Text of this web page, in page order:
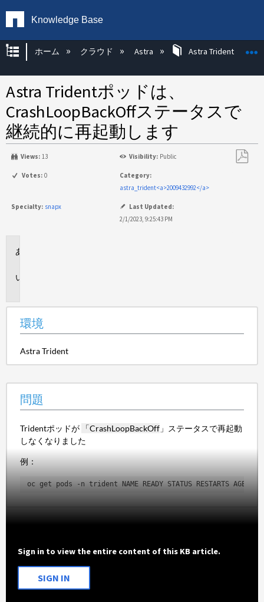
Knowledge Base
グローバル階層を展開/折りたたむ
ホーム クラウド Astra Astra Trident
Astra Tridentポッドは、
CrashLoopBackOffステータスで
継続的に再起動します
Views: 13 Visibility: Public
Votes: 0
Category:
astra_trident<a>2009432992</a>
Specialty: snapx
Last Updated:
2/1/2023, 9:25:43 PM
環境
Astra Trident
問題
Tridentポッドが 「CrashLoopBackOff」ステータスで再起動
しなくなりました
例：
oc get pods -n trident NAME READY STATUS RESTARTS
Sign in to view the entire content of this KB article.
SIGN IN